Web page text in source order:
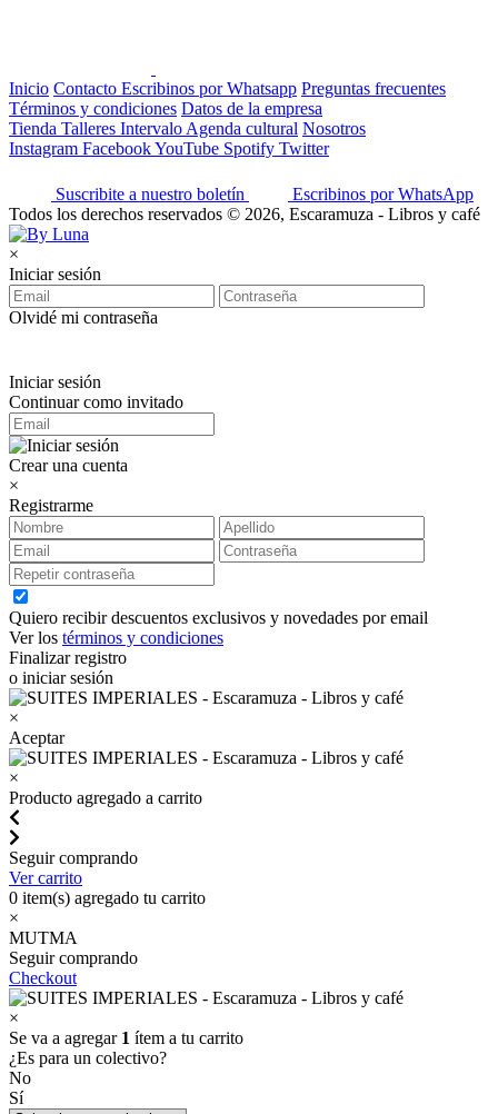
Inicio Contacto Escribinos por Whatsapp Preguntas frecuentes
Términos y condiciones Datos de la empresa
Tienda Talleres Intervalo Agenda cultural Nosotros
Instagram FacebookYouTube Spotify Twitter
Suscribite a nuestro boletín
Escribinos por WhatsApp
Todos los derechos reservados © 2026, Escaramuza - Libros y café
×
Iniciar sesión
Olvidé mi contraseña
Iniciar sesión
Continuar como invitado
Crear una cuenta
×
Registrarme
Quiero recibir descuentos exclusivos y novedades por email
Ver los términos y condiciones
Finalizar registro
o iniciar sesión
×
Aceptar
×
Producto agregado a carrito
Seguir comprando
Ver carrito
0 item(s) agregado tu carrito
×
MUTMA
Seguir comprando
Checkout
×
Se va a agregar 1 ítem a tu carrito
¿Es para un colectivo?
No
Sí